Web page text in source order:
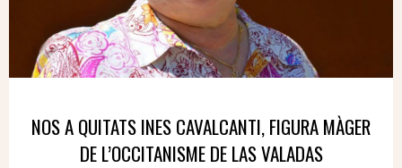
NOS A QUITATS INES CAVALCANTI, FIGURA MÀGER
DE L’OCCITANISME DE LAS VALADAS